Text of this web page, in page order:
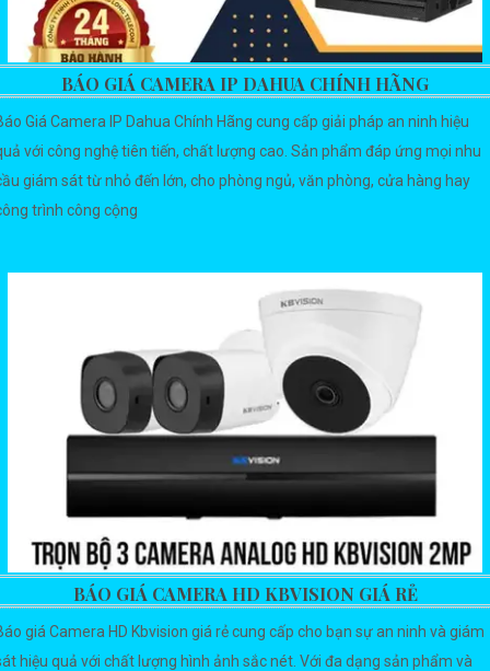
BÁO GIÁ CAMERA IP DAHUA CHÍNH HÃNG
Giá Camera IP Dahua Chính Hãng cung cấp giải pháp an ninh hiệu
với công nghệ tiên tiến, chất lượng cao. Sản phẩm đáp ứng mọi nhu
giám sát từ nhỏ đến lớn, cho phòng ngủ, văn phòng, cửa hàng hay
trình công cộng
BÁO GIÁ CAMERA HD KBVISION GIÁ RẺ
giá Camera HD Kbvision giá rẻ cung cấp cho bạn sự an ninh và giám
hiệu quả với chất lượng hình ảnh sắc nét. Với đa dạng sản phẩm và